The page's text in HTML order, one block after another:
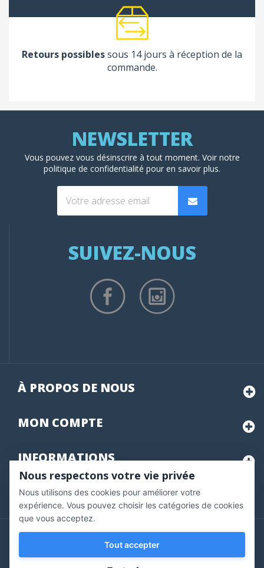
Retours possiblessous 14 jours à réception de la
commande.
Vous pouvez vous désinscrire à tout moment. Voir notre
politique de confidentialité pour en savoir plus.
SUIVEZ-NOUS
À PROPOS DE NOUS
MON COMPTE
INFORMATIONS
Marchand approuvé par la Société des Avis Garantis,
pour vérifier .
Copyright © 2020 Vernazobres Grego - tous droits
réservés.
Nous respectons votre vie privée
Nous utilisons des cookies pour améliorer votre
expérience. Vous pouvez choisir les catégories de cookies
que vous acceptez.
Tout accepter